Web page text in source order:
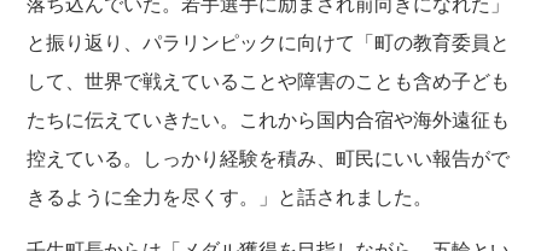
と振り返り、パラリンピックに向けて「町の教育委員と
して、世界で戦えていることや障害のことも含め子ども
たちに伝えていきたい。これから国内合宿や海外遠征も
控えている。しっかり経験を積み、町民にいい報告がで
きるように全力を尽くす。」と話されました。